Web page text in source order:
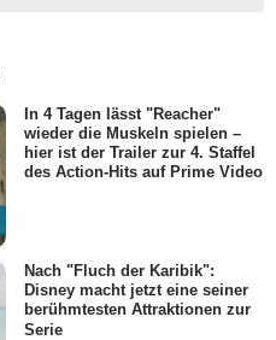
In 4 Tagen lässt "Reacher"
wieder die Muskeln spielen –
hier ist der Trailer zur 4. Staffel
des Action-Hits auf Prime Video
Nach "Fluch der Karibik":
Disney macht jetzt eine seiner
berühmtesten Attraktionen zur
Serie